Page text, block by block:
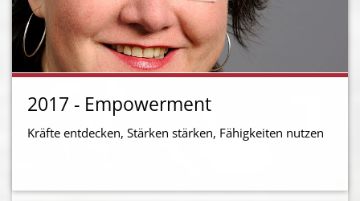
2017 - Empowerment
Kräfte entdecken, Stärken stärken, Fähigkeiten nutzen